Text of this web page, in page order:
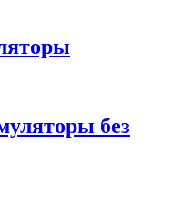
без